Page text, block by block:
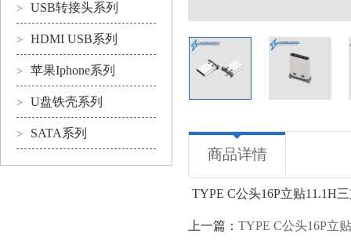
> USB转接头系列
> HDMI USB系列
> 苹果Iphone系列
> U盘铁壳系列
> SATA系列
商品详情
TYPE C公头16P立贴11.1H
上一篇： TYPE C公头16P立